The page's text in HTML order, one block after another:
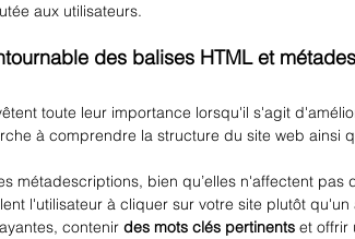
aux utilisateurs.
des balises HTML et
toute leur importance lorsqu'il s'agit
à comprendre la structure du site web ainsi
métadescriptions, bien qu’elles n'affectent pas
l'utilisateur à cliquer sur votre site plutôt
contenir des mots clés pertinents et offrir